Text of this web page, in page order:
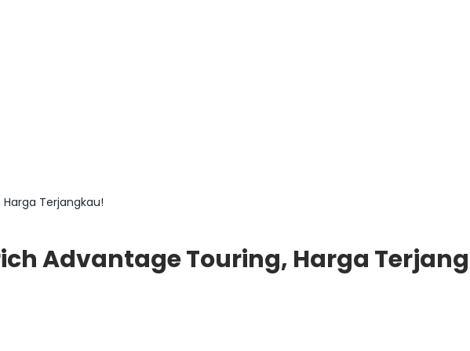
Terjangkau!
Advantage Touring, Harga